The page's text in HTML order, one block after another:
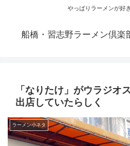
やっぱりラーメンが好
船橋・習志野ラーメン倶楽
「なりたけ」がウラジオ
出店していたらしく
ラーメン小ネタ